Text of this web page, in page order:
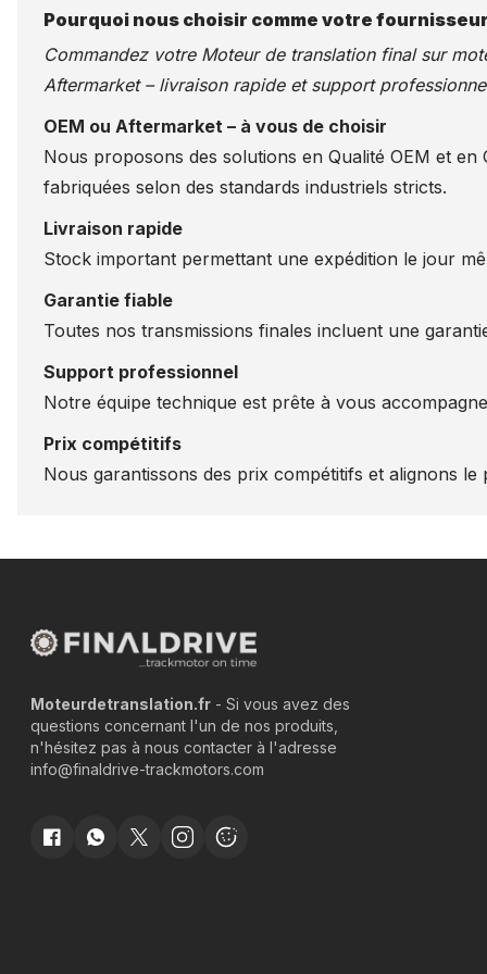
Pourquoi nous choisir comme votre
Commandez votre Moteur de translation final sur
Aftermarket – livraison rapide et support
OEM ou Aftermarket – à vous de choisir
Nous proposons des solutions en Qualité OEM et
fabriquées selon des standards industriels stricts.
Livraison rapide
Stock important permettant une expédition le jour
Garantie fiable
Toutes nos transmissions finales incluent une
Support professionnel
Notre équipe technique est prête à vous
Prix compétitifs
Nous garantissons des prix compétitifs et alignons
Moteurdetranslation.fr - Si vous avez des
questions concernant l'un de nos produits,
n'hésitez pas à nous contacter à l'adresse
info@finaldrive-trackmotors.com